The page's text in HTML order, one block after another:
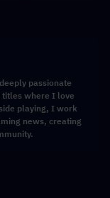
passionate
titles where I love
playing, I work
news, creating